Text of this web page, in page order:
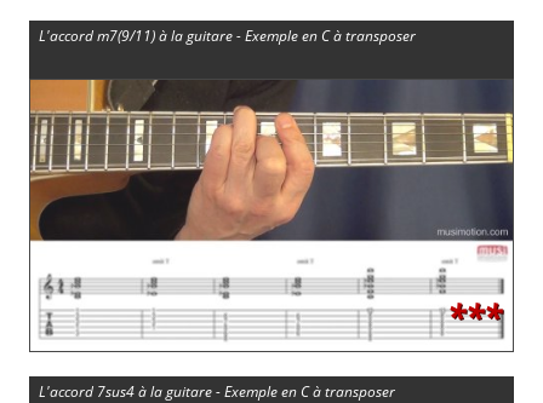
L'accord m7(9/11) à la guitare - Exemple en C à transposer
***
L'accord 7sus4 à la guitare - Exemple en C à transposer